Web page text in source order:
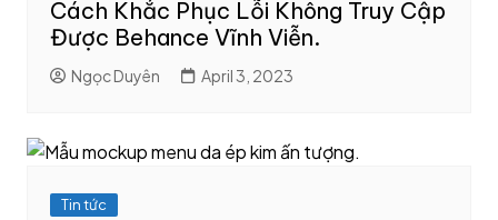
Cách Khắc Phục Lỗi Không Truy Cập
Được Behance Vĩnh Viễn.
Ngọc Duyên April 3, 2023
Tin tức